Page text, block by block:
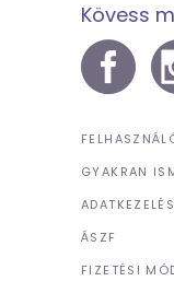
Kövess
GYAKRAN
ADATKEZELÉS
ÁSZF
FIZETÉSI